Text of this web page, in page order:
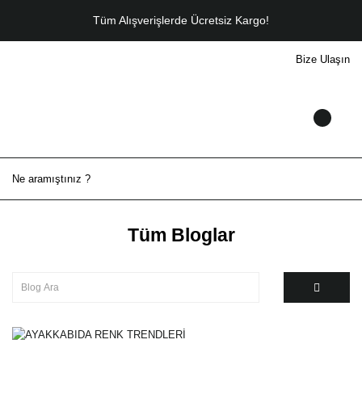
Tüm Alışverişlerde Ücretsiz Kargo!
Bize Ulaşın
Tüm Bloglar